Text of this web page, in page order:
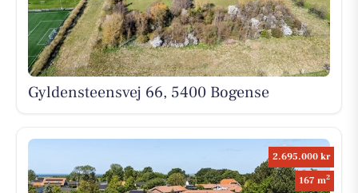
Gyldensteensvej 66, 5400 Bogense
2.695.000 kr
167 m2